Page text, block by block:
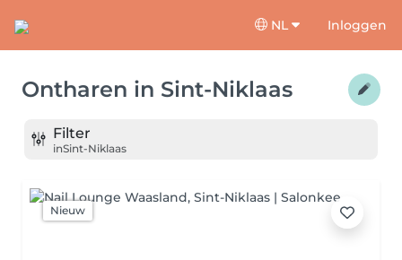
NL Inloggen
Ontharen in Sint-Niklaas
Filter
inSint-Niklaas
Nieuw